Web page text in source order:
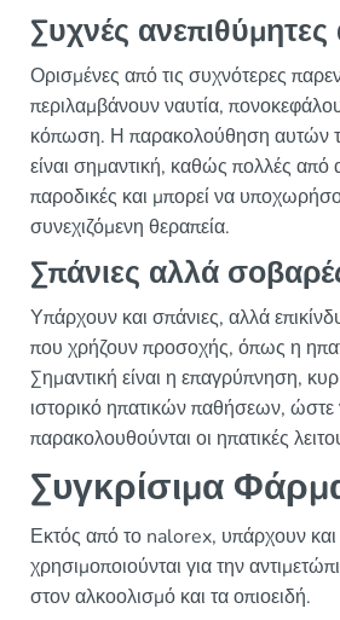
Συχνές ανεπιθύμητες
Ορισμένες από τις συχνότερες
περιλαμβάνουν ναυτία,
κόπωση. Η παρακολούθηση αυτών
είναι σημαντική, καθώς πολλές από
παροδικές και μπορεί να
συνεχιζόμενη θεραπεία.
Σπάνιες αλλά
Υπάρχουν και σπάνιες, αλλά
που χρήζουν προσοχής, όπως η
Σημαντική είναι η επαγρύπνηση,
ιστορικό ηπατικών παθήσεων, ώστε
παρακολουθούνται οι ηπατικές
Συγκρίσιμα
Εκτός από το nalorex, υπάρχουν
χρησιμοποιούνται για την
στον αλκοολισμό και τα οπιοειδή.